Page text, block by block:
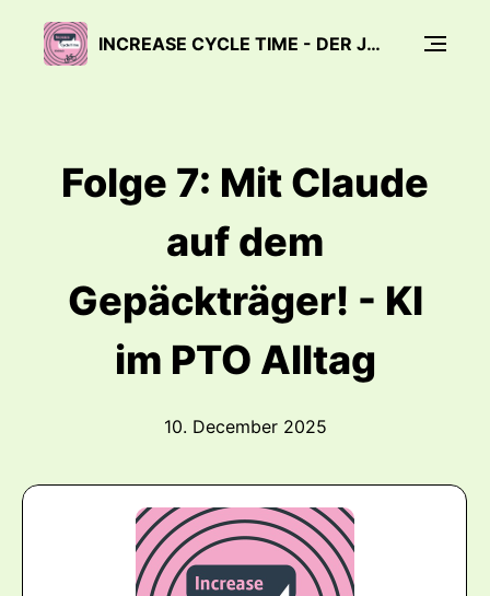
INCREASE CYCLE TIME - DER JOBRAD® DEVELOPMENT PODCAST
Folge 7: Mit Claude
auf dem
Gepäckträger! - KI
im PTO Alltag
10. December 2025